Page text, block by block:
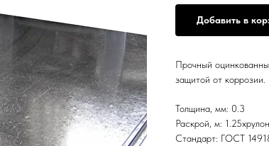
Добавить в
Прочный
защитой от коррозии.
Толщина, мм: 0.3
Раскрой, м: 1.25хрулон
Стандарт: ГОСТ